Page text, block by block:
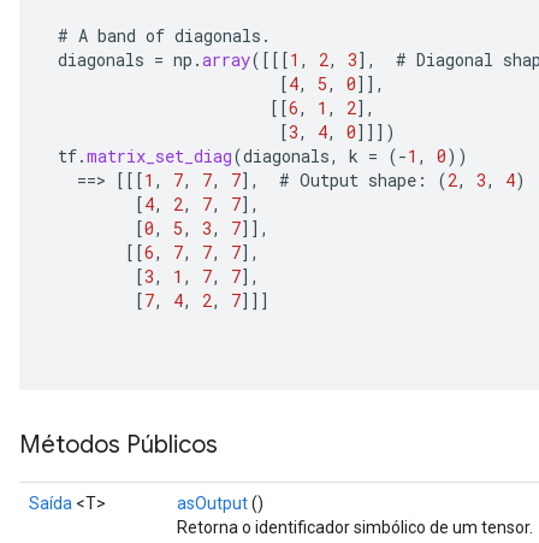
# A band of diagonals .
diagonals = np .array( [[[1 , 2, 3] , # Diagonal
[4, 5, 0]] ,
[[6, 1 , 2] ,
[3, 4, 0]]] )
tf.matrix_set_diag(diagonals, k = (-1 , 0))
==> [[[1 , 7, 7, 7] , # Output shape : (2, 3, 4)
[4, 2, 7, 7] ,
[0, 5, 3, 7]] ,
[[6, 7, 7, 7] ,
[3, 1 , 7, 7] ,
[7, 4, 2, 7]]]
Métodos Públicos
Saída <T> asOutput()
Retorna o identificador simbólico de um tensor.